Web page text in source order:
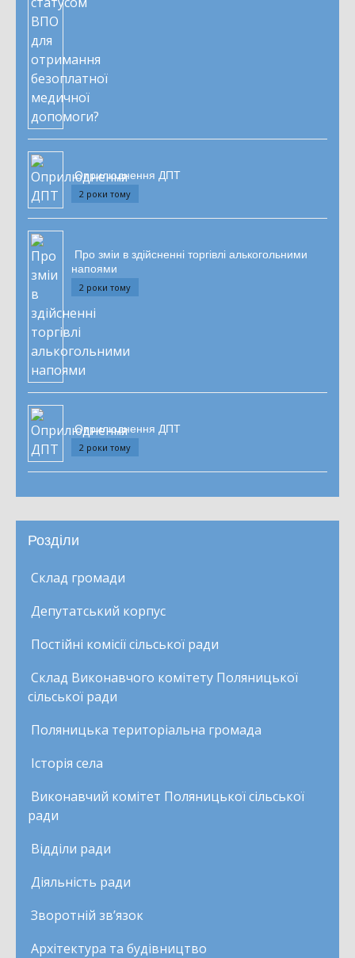
Оприлюднення ДПТ
2 роки тому
Про зміи в здійсненні торгівлі алькогольними
напоями
2 роки тому
Оприлюднення ДПТ
2 роки тому
Розділи
Склад громади
Депутатський корпус
Постійні комісії сільської ради
Склад Виконавчого комітету Поляницької
сільської ради
Поляницька територіальна громада
Історія села
Виконавчий комітет Поляницької сільської
ради
Відділи ради
Діяльність ради
Зворотній зв’язок
Архітектура та будівництво